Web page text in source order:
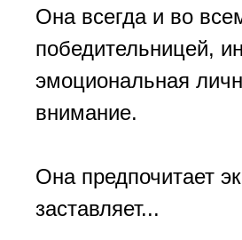
Она всегда и во
победительницей,
эмоциональная
внимание.
Она предпочитает
заставляет...